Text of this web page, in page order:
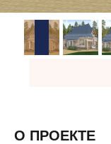
О ПРОЕКТЕ